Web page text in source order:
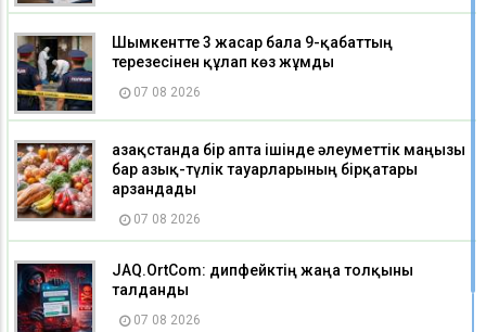
Шымкентте 3 жасар бала 9-қабаттың
терезесінен құлап көз жұмды
07 08 2026
Қазақстанда бір апта ішінде әлеуметтік маңызы
бар азық-түлік тауарларының бірқатары
арзандады
07 08 2026
JAQ.OrtCom: дипфейктің жаңа толқыны
талданды
07 08 2026